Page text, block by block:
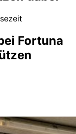
Fortuna